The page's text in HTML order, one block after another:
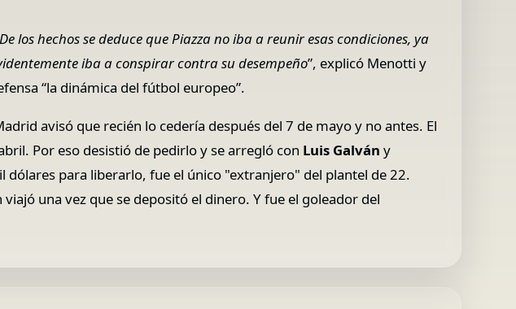
hechos se deduce que Piazza no iba a reunir esas condiciones, ya
iba a conspirar contra su desempeño”, explicó Menotti y
“la dinámica del fútbol europeo”.
avisó que recién lo cedería después del 7 de mayo y no antes. El
Por eso desistió de pedirlo y se arregló con Luis Galvány
dólares para liberarlo, fue el único "extranjero" del plantel de 22.
una vez que se depositó el dinero. Y fue el goleador del